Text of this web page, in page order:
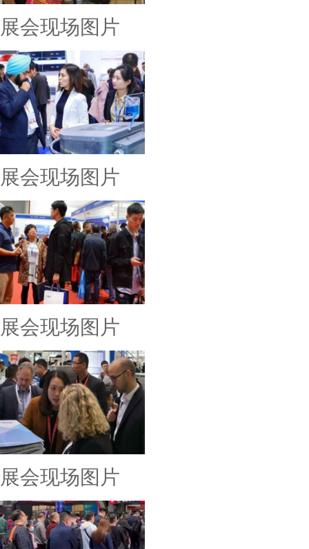
展会现场图片
展会现场图片
展会现场图片
展会现场图片